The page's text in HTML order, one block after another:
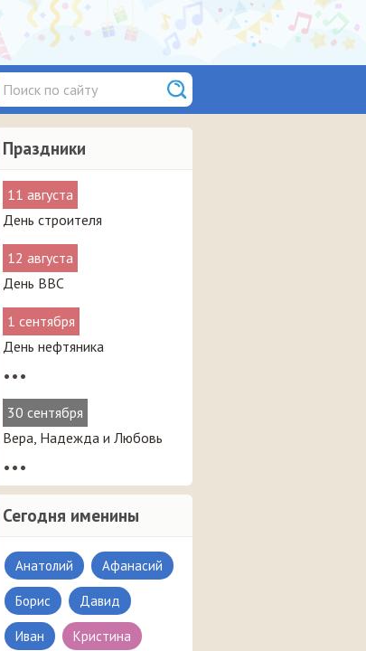
Праздники
11 августа
День строителя
12 августа
День ВВС
1 сентября
День нефтяника
•••
30 сентября
Вера, Надежда и Любовь
•••
Сегодня именины
Анатолий Афанасий
Борис Давид
Иван Кристина